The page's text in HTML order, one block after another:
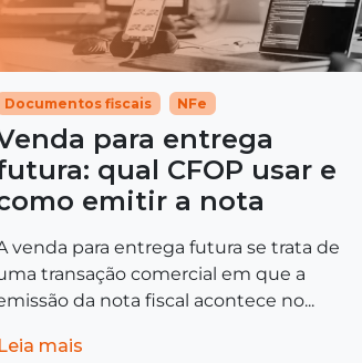
Documentos fiscais NFe
para entrega
qual CFOP usar e
emitir a nota
venda para entrega futura se trata de
transação comercial em que a
da nota fiscal acontece no...
Leia mais